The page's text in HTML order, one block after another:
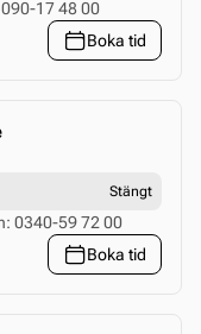
17 48 00
Boka tid
Stängt
0340-59 72 00
Boka tid